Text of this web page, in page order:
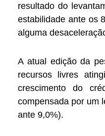
resultado do
estabilidade ante os
alguma
A atual edição da
recursos livres
crescimento do
compensada por um
ante 9,0%).